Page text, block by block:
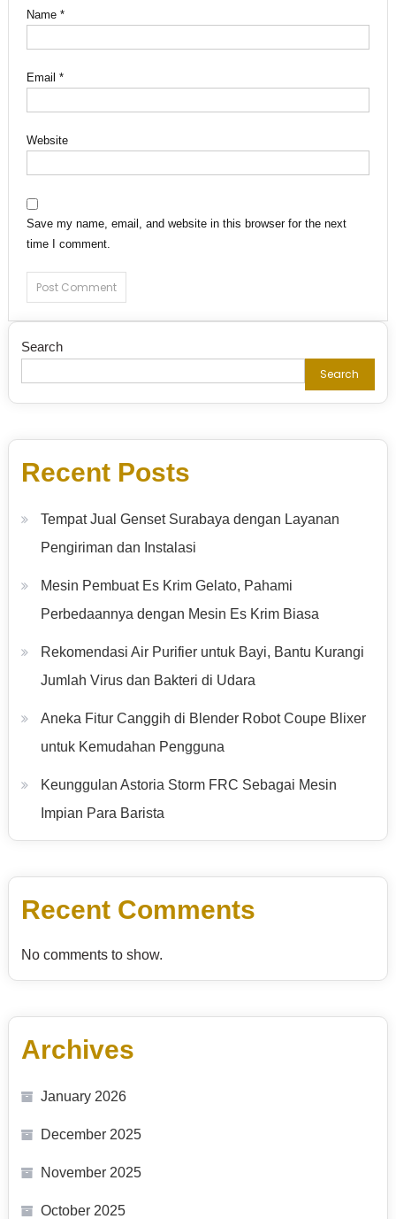
Name *
Email *
Website
Save my name, email, and website in this browser for the next
time I comment.
Search
Search
Recent Posts
Tempat Jual Genset Surabaya dengan Layanan
Pengiriman dan Instalasi
Mesin Pembuat Es Krim Gelato, Pahami
Perbedaannya dengan Mesin Es Krim Biasa
Rekomendasi Air Purifier untuk Bayi, Bantu Kurangi
Jumlah Virus dan Bakteri di Udara
Aneka Fitur Canggih di Blender Robot Coupe Blixer
untuk Kemudahan Pengguna
Keunggulan Astoria Storm FRC Sebagai Mesin
Impian Para Barista
Recent Comments
No comments to show.
Archives
January 2026
December 2025
November 2025
October 2025